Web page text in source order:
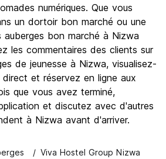
numériques. Que vous
un dortoir bon marché ou une
auberges bon marché à Nizwa
les commentaires des clients sur
de jeunesse à Nizwa, visualisez-
et réservez en ligne aux
que vous avez terminé,
et discutez avec d'autres
à Nizwa avant d'arriver.
Viva Hostel Group Nizwa